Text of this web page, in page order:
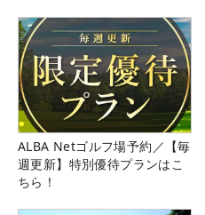
ALBA Netゴルフ場予約／【毎
週更新】特別優待プランはこ
ちら！